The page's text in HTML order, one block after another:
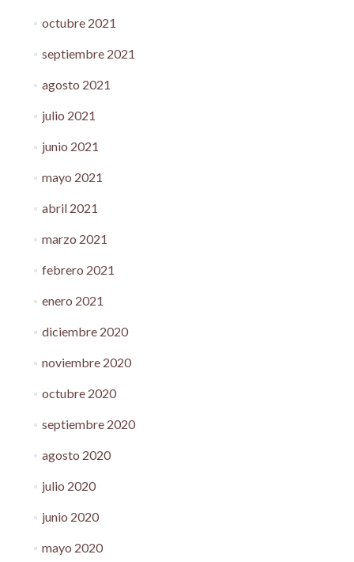
octubre 2021
septiembre 2021
agosto 2021
julio 2021
junio 2021
mayo 2021
abril 2021
marzo 2021
febrero 2021
enero 2021
diciembre 2020
noviembre 2020
octubre 2020
septiembre 2020
agosto 2020
julio 2020
junio 2020
mayo 2020